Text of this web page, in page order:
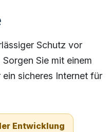
Schutz vor
Sie mit einem
sicheres Internet für
Entwicklung